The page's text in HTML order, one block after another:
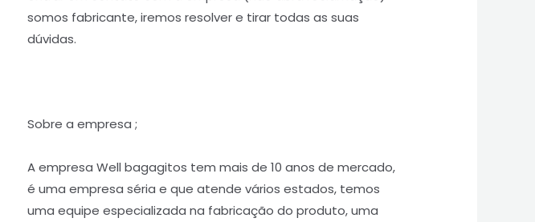
somos fabricante, iremos resolver e tirar todas as suas
dúvidas.
Sobre a empresa ;
A empresa Well bagagitos tem mais de 10 anos de mercado,
é uma empresa séria e que atende vários estados, temos
uma equipe especializada na fabricação do produto, uma